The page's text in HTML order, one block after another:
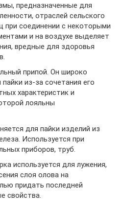
предназначенные для
отраслей сельского
при соединении с некоторыми
и на воздухе выделяет
вредные для здоровья
припой. Он широко
из-за сочетания его
характеристик и
лояльны
для пайки изделий из
Используется при
приборов, труб.
используется для лужения,
слоя олова на
придать последней
свойства.